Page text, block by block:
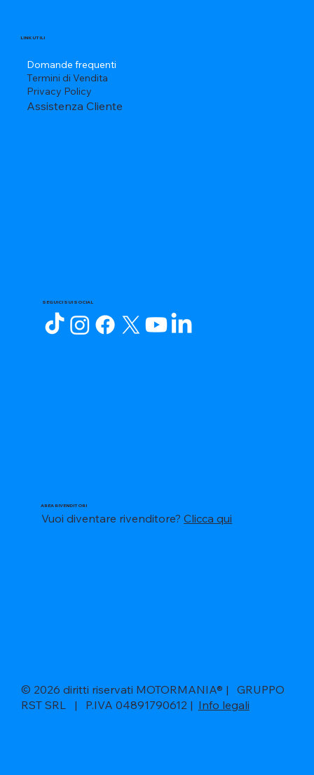
LINK UTILI
Domande frequenti
Termini di Vendita
Privacy Policy
Assistenza Cliente
SEGUICI SUI SOCIAL
AREA RIVENDITORI
Vuoi diventare rivenditore?Clicca qui
© 2026 diritti riservati MOTORMANIA® | GRUPPO
RST SRL | P.IVA 04891790612 | Info legali